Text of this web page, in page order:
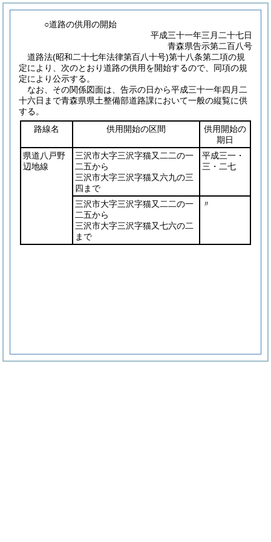
○道路の供用の開始
平成三十一年三月二十七日
青森県告示第二百八号
道路法(昭和二十七年法律第百八十号)第十八条第二項の規
定により、次のとおり道路の供用を開始するので、同項の規
定により公示する。
なお、その関係図面は、告示の日から平成三十一年四月二
十六日まで青森県県土整備部道路課において一般の縦覧に供
する。
路線名
供用開始の区間
供用開始の
期日
県道八戸野
辺地線
三沢市大字三沢字猫又二二の一
二五から
三沢市大字三沢字猫又六九の三
四まで
平成三一・
三・二七
三沢市大字三沢字猫又二二の一
二五から
三沢市大字三沢字猫又七六の二
まで
〃